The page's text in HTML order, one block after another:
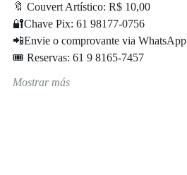
🔖 Couvert Artístico: R$ 10,00
🔐Chave Pix: 61 98177-0756
📲Envie o comprovante via
🎟 Reservas: 61 9 8165-7457
Mostrar más